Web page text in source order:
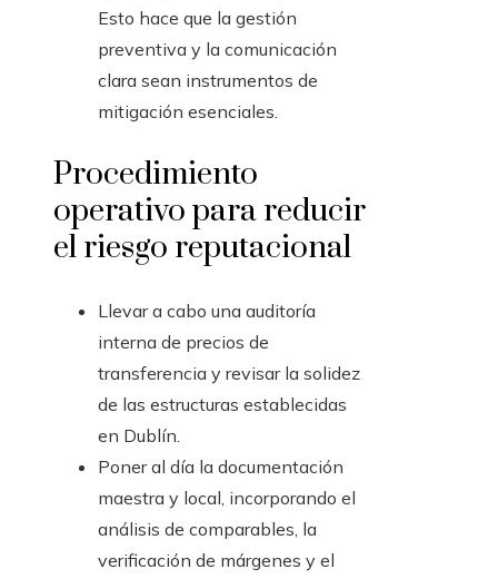
Esto hace que la gestión
preventiva y la comunicación
clara sean instrumentos de
mitigación esenciales.
Procedimiento
operativo para reducir
el riesgo reputacional
Llevar a cabo una auditoría
interna de precios de
transferencia y revisar la solidez
de las estructuras establecidas
en Dublín.
Poner al día la documentación
maestra y local, incorporando el
análisis de comparables, la
verificación de márgenes y el